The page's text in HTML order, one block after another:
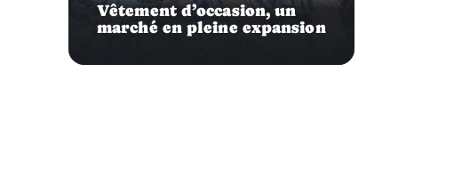
Vêtement d’occasion, un
marché en pleine expansion